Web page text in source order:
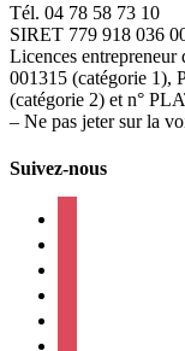
Tél. 04 78 58 73 10
SIRET 779 918 036
Licences entrepreneur
001315 (catégorie 1),
(catégorie 2) et n°
– Ne pas jeter sur la
Suivez-nous